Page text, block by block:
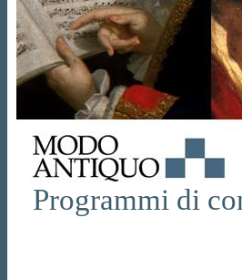
Programmi di